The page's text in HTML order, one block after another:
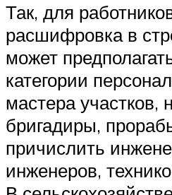
Так, для
расшифровка в
может
категории
мастера участков,
бригадиры,
причислить
инженеров,